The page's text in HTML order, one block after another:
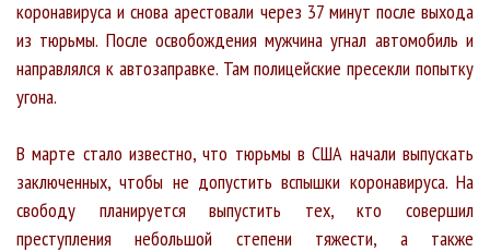
коронавируса и снова арестовали через 37 минут после выхода
из тюрьмы. После освобождения мужчина угнал автомобиль и
направлялся к автозаправке. Там полицейские пресекли попытку
угона.
В марте стало известно, что тюрьмы в США начали выпускать
заключенных, чтобы не допустить вспышки коронавируса. На
свободу планируется выпустить тех, кто совершил
преступления небольшой степени тяжести, а также